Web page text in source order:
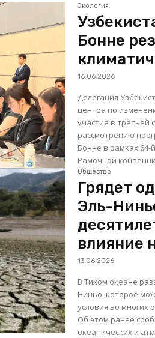
Экология
Бонне
16.06.2026
Делегация
центра по
участие в третьей
рассмотрению
Бонне в рамках 64-
Рамочной
Общество
Грядет
Эль-
влияние
13.06.2026
В Тихом океане
Ниньо, которое
условия во многих
Об этом ранее
океанических и